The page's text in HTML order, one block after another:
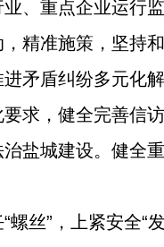
、重点企业运行
精准施策，坚持
矛盾纠纷多元化
求，健全完善信
盐城建设。健全
丝”，上紧安全“